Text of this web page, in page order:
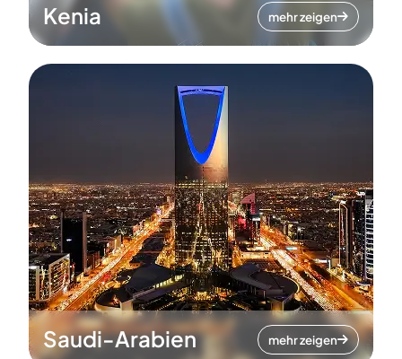
Kenia mehr zeigen
Saudi-Arabien mehr zeigen